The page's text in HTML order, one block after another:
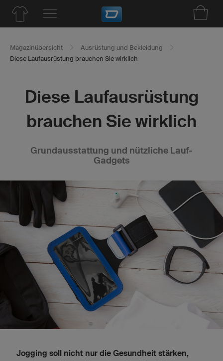
Magazinübersicht
Ausrüstung und Bekleidung
Diese Laufausrüstung brauchen Sie wirklich
Diese Laufausrüstung
brauchen Sie wirklich
Grundausstattung und nützliche Lauf-
Gadgets
Jogging soll nicht nur die Gesundheit stärken,